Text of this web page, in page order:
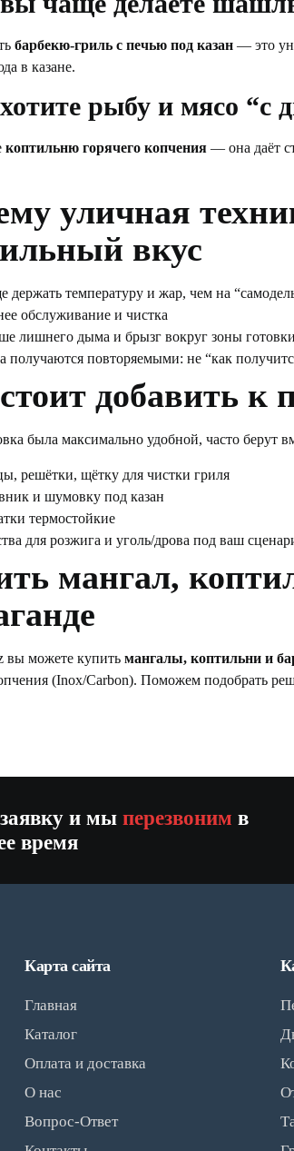
барбекю-гриль с печью под казан— это
в казане.
рыбу и мясо “с
коптильню горячего копчения— она даёт
уличная
вкус
держать температуру и жар, чем на
обслуживание и чистка
лишнего дыма и брызг вокруг зоны готовки
получаются повторяемыми: не “как
добавить к
была максимально удобной, часто берут
решётки, щётку для чистки гриля
и шумовку под казан
термостойкие
для розжига и уголь/дрова под ваш
мангал,
вы можете купить мангалы, коптильни и
(Inox/Carbon). Поможем подобрать
заявку и мыперезвоним в
время
Карта сайта
Главная
Каталог
Оплата и доставка
О нас
Вопрос-Ответ